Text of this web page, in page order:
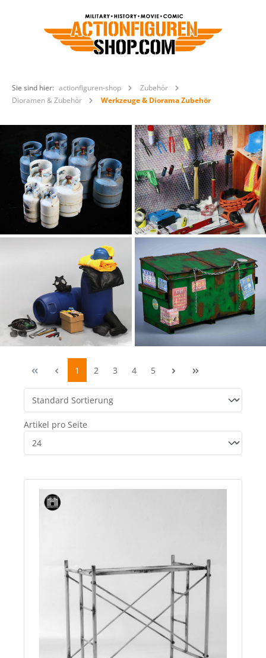
Sie sind hier: actionfiguren-shop
Zubehör
Dioramen & Zubehör
Werkzeuge & Diorama Zubehör
1 2 3 4 5
Artikel pro Seite